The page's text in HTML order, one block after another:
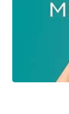
För
princip
på kort
metoden
utmanas